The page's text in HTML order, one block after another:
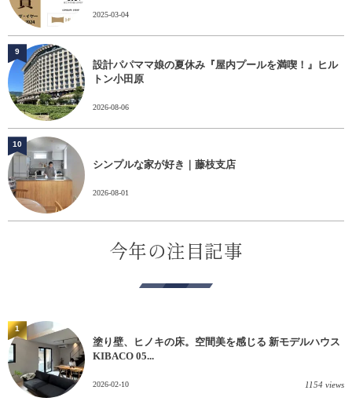
2025-03-04
設計パパママ娘の夏休み『屋内プールを満喫！』ヒル
トン小田原
2026-08-06
9
シンプルな家が好き｜藤枝支店
2026-08-01
10
今年の注目記事
塗り壁、ヒノキの床。空間美を感じる 新モデルハウス
KIBACO 05...
2026-02-10 1154 views
1